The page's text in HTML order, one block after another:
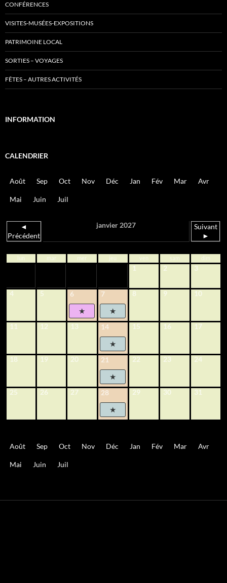
CONFÉRENCES
VISITES-MUSÉES-EXPOSITIONS
PATRIMOINE LOCAL
SORTIES – VOYAGES
FÊTES – AUTRES ACTIVITÉS
INFORMATION
CALENDRIER
Août Sep Oct Nov Déc Jan Fév Mar Avr
Mai Juin Juil
◄
Précédent
janvier 2027
Suivant
►
lun mar mer jeu ven sam dim
1 2 3
4 5 6 7 8 9 10
11 12 13 14 15 16 17
18 19 20 21 22 23 24
25 26 27 28 29 30 31
Août Sep Oct Nov Déc Jan Fév Mar Avr
Mai Juin Juil